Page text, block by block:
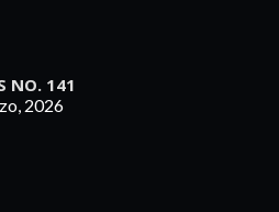
NO. 141
2026